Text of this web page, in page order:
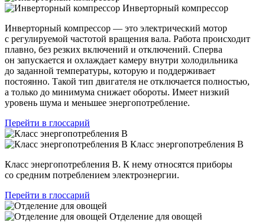
Инверторный компрессор
Инверторный компрессор — это электрический мотор
с регулируемой частотой вращения вала. Работа происходит
плавно, без резких включений и отключений. Сперва
он запускается и охлаждает камеру внутри холодильника
до заданной температуры, которую и поддерживает
постоянно. Такой тип двигателя не отключается полностью,
а только до минимума снижает обороты. Имеет низкий
уровень шума и меньшее энергопотребление.
Перейти в глоссарий
Класс энергопотребления В
Класс энергопотребления B. К нему относятся приборы
со средним потреблением электроэнергии.
Перейти в глоссарий
Отделение для овощей